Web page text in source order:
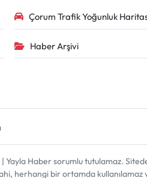
Çorum Trafik Yoğunluk
Haber Arşivi
Yayla Haber sorumlu tutulamaz.
herhangi bir ortamda kullanılamaz